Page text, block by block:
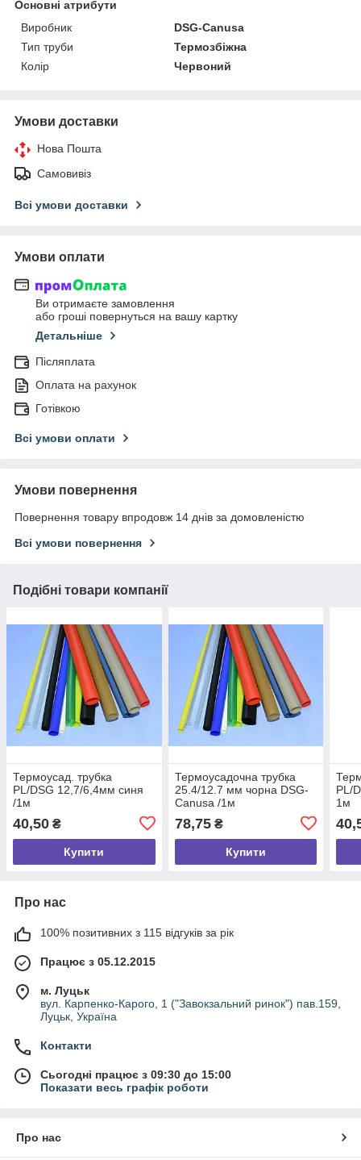
Основні атрибути
Виробник
DSG-Canusa
Тип труби
Термозбіжна
Колір
Червоний
Умови доставки
Нова Пошта
Самовивіз
Всі умови доставки
Умови оплати
Ви отримаєте замовлення
або гроші повернуться на вашу картку
Детальніше
Післяплата
Оплата на рахунок
Готівкою
Всі умови оплати
Умови повернення
Повернення товару впродовж 14 днів за домовленістю
Всі умови повернення
Подібні товари компанії
Термоусад. трубка
PL/DSG 12,7/6,4мм синя
/1м
40,50 ₴
Купити
Термоусадочна трубка
25.4/12.7 мм чорна DSG-
Canusa /1м
78,75₴
Купити
PL/
1м
Про нас
100% позитивних з 115 відгуків за рік
Працює з 05.12.2015
м. Луцьк
вул. Карпенко-Карого, 1 ("Завокзальний ринок") пав.159,
Луцьк, Україна
Контакти
Сьогодні працює з 09:30 до 15:00
Показати весь графік роботи
Про нас